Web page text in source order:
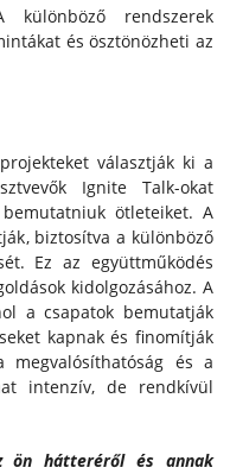
rendszerek
és ösztönözheti az
választják ki a
Ignite Talk-okat
ötleteiket. A
biztosítva a különböző
Ez az együttműködés
kidolgozásához. A
a csapatok bemutatják
kapnak és finomítják
és a
intenzív, de rendkívül
ön hátteréről és annak